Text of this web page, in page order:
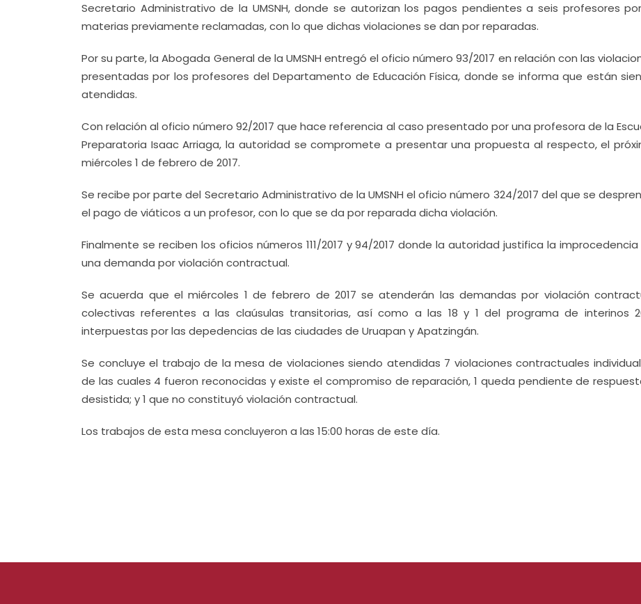
Secretario Administrativo de la UMSNH, donde se autorizan los pagos pendientes a seis profesores
materias previamente reclamadas, con lo que dichas violaciones se dan por reparadas.
Por su parte, la Abogada General de la UMSNH entregó el oficio número 93/2017 en relación con las
presentadas por los profesores del Departamento de Educación Física, donde se informa que están
atendidas.
Con relación al oficio número 92/2017 que hace referencia al caso presentado por una profesora de la
Preparatoria Isaac Arriaga, la autoridad se compromete a presentar una propuesta al respecto, el
miércoles 1 de febrero de 2017.
Se recibe por parte del Secretario Administrativo de la UMSNH el oficio número 324/2017 del que se
el pago de viáticos a un profesor, con lo que se da por reparada dicha violación.
Finalmente se reciben los oficios números 111/2017 y 94/2017 donde la autoridad justifica la
una demanda por violación contractual.
Se acuerda que el miércoles 1 de febrero de 2017 se atenderán las demandas por violación
colectivas referentes a las claúsulas transitorias, así como a las 18 y 1 del programa de interinos
interpuestas por las depedencias de las ciudades de Uruapan y Apatzingán.
Se concluye el trabajo de la mesa de violaciones siendo atendidas 7 violaciones contractuales
de las cuales 4 fueron reconocidas y existe el compromiso de reparación, 1 queda pendiente de
desistida; y 1 que no constituyó violación contractual.
Los trabajos de esta mesa concluyeron a las 15:00 horas de este día.